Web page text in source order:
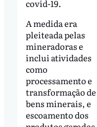
covid-19.
A medida era
pleiteada pelas
mineradoras e
inclui atividades
como
processamento e
transformação de
bens minerais, e
escoamento dos